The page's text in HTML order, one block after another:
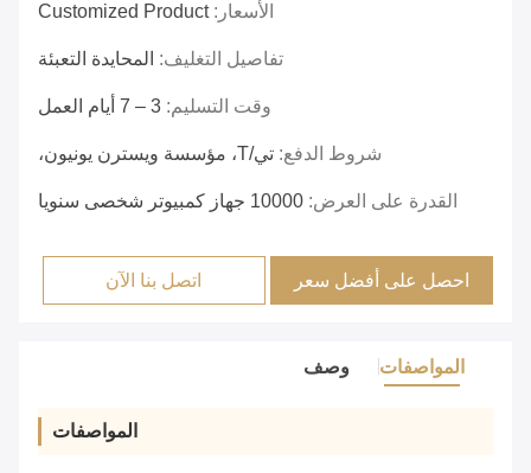
الأسعار:Customized Product
تفاصيل التغليف: المحايدة التعبئة
وقت التسليم: 3 – 7 أيام العمل
شروط الدفع: تي/T، مؤسسة ويسترن يونيون،
القدرة على العرض: 10000 جهاز كمبيوتر شخصى سنويا
احصل على أفضل سعر اتصل بنا الآن
المواصفات وصف
المواصفات